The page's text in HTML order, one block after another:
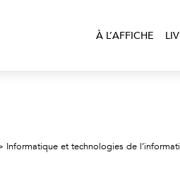
À L’AFFICHE
Informatique et technologies de